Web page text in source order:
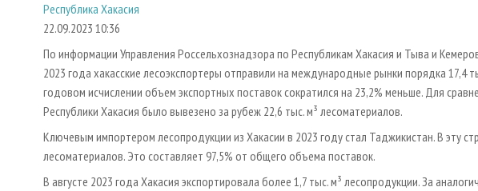
Республика Хакасия
22.09.2023 10:36
По информации Управления Россельхознадзора по Республикам Хакасия и Тыва и
2023 года хакасские лесоэкспортеры отправили на международные рынки порядка 17,4
годовом исчислении объем экспортных поставок сократился на 23,2% меньше. Для
Республики Хакасия было вывезено за рубеж 22,6 тыс. м³ лесоматериалов.
Ключевым импортером лесопродукции из Хакасии в 2023 году стал Таджикистан. В эту
лесоматериалов. Это составляет 97,5% от общего объема поставок.
В августе 2023 года Хакасия экспортировала более 1,7 тыс. м³ лесопродукции. За